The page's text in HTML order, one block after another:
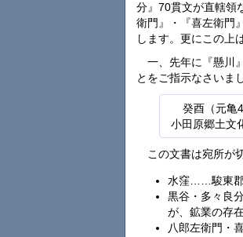
分』70貫文が直轄領
衛門』・『喜左衛門
します。更にこの上
一、先年に『懸川
とをご指示なさいま
癸酉（元亀
小田原郷土文
この文書は宛所が
水窪……駿東郡
黒谷・多々良
が、鉱業の存
八郎左衛門・